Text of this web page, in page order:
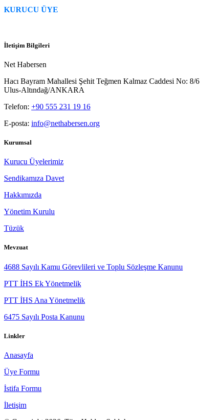
KURUCU ÜYE
İletişim Bilgileri
Net Habersen
Hacı Bayram Mahallesi Şehit Teğmen Kalmaz Caddesi No: 8/6
Ulus-Altındağ/ANKARA
Telefon: +90 555 231 19 16
E-posta: info@nethabersen.org
Kurumsal
Kurucu Üyelerimiz
Sendikamıza Davet
Hakkımızda
Yönetim Kurulu
Tüzük
Mevzuat
4688 Sayılı Kamu Görevlileri ve Toplu Sözleşme Kanunu
PTT İHS Ek Yönetmelik
PTT İHS Ana Yönetmelik
6475 Sayılı Posta Kanunu
Linkler
Anasayfa
Üye Formu
İstifa Formu
İletişim